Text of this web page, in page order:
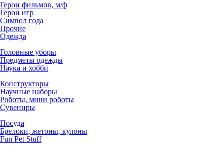
Герои фильмов, м/ф
Герои игр
Символ года
Прочие
Одежда
Головные уборы
Предметы одежды
Наука и хобби
Конструкторы
Научные наборы
Роботы, мини роботы
Сувениры
Посуда
Брелоки, жетоны, кулоны
Fun Pet Stuff